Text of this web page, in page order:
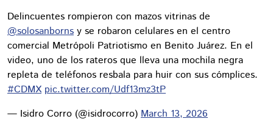
Delincuentes rompieron con mazos vitrinas de
@solosanborns y se robaron celulares en el centro
comercial Metrópoli Patriotismo en Benito Juárez. En el
video, uno de los rateros que lleva una mochila negra
repleta de teléfonos resbala para huir con sus cómplices.
#CDMX pic.twitter.com/Udf13mz3tP
— Isidro Corro (@isidrocorro) March 13, 2026